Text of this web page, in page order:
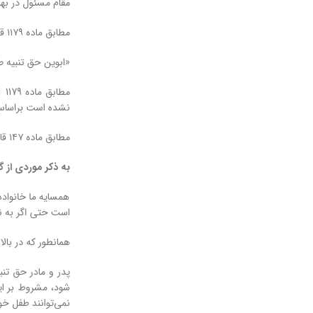
مطابق ماده ۱۱۷۹ قانون مدنی:
«ابوین حق تنبیه
نشده است
مطابق ماده ۱۴۷ قانون مجازات اسلامی سن بلوغ در دختران و پسران را به ترتیب ۹ و ۱۵ سال تمام قمری است
به ذکر موردی
همسایه ما
است حتی اگر به
همانطور که در بالا‌‌‌ مطابق ﻣﺎده
ﻧﻤﯽﺗﻮاﻧﻨﺪ ﻃﻔﻞ